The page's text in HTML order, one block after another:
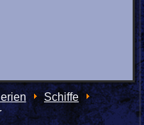
Schiffe